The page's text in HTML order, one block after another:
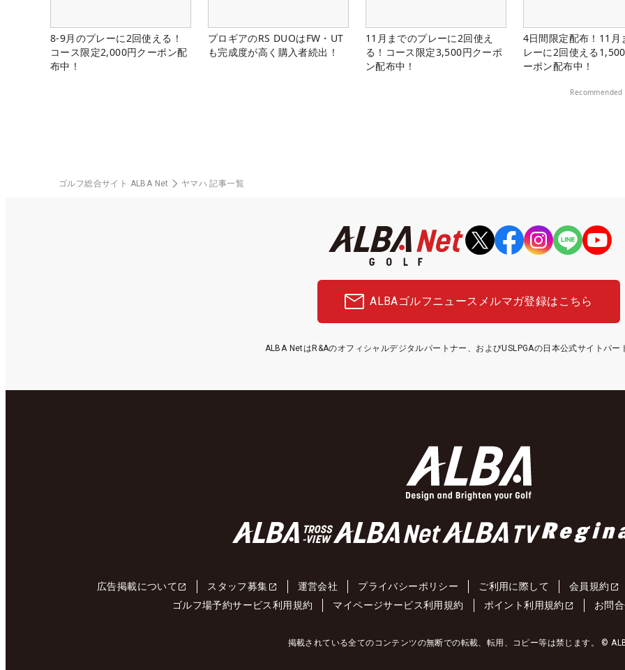
8-9月のプレーに2回使える！
コース限定2,000円クーポン配
布中！
プロギアのRS DUOはFW・UT
も完成度が高く購入者続出！
11月までのプレーに2回使え
る！コース限定3,500円クーポ
ン配布中！
4日間限定配布！11月
レーに2回使える
ーポン配布中！
Recommended
ゴルフ総合サイト ALBA Net ヤマハ 記事一覧
ALBAゴルフニュース メルマガ登録はこちら
ALBA NetはR&Aのオフィシャルデジタルパートナー、およびUSLPGAの日本公式サイトパー
広告掲載について スタッフ募集 運営会社 プライバシーポリシー ご利用に際して
会員規約
ゴルフ場予約サービス利用規約
マイページサービス利用規約 ポイント利用規約 お問
掲載されている全てのコンテンツの無断での転載、転用、コピー等は禁じます。 ©